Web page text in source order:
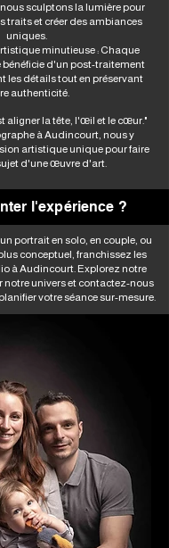
sculptons la lumière pour
traits et créer des ambiances
uniques.
minutieuse : Chaque
bénéficie d'un post-traitement
les détails tout en préservant
authenticité.
aligner la tête, l'œil et le cœur."
à Audincourt, nous y
artistique unique pour faire
d'une œuvre d'art.
l'expérience ?
portrait en solo, en couple, ou
conceptuel, franchissez les
à Audincourt. Explorez notre
notre univers et contactez-nous
votre séance sur-mesure.